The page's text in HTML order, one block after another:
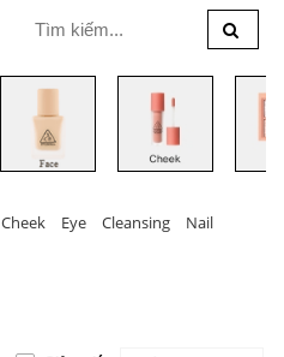
Cheek Eye Cleansing
Nail